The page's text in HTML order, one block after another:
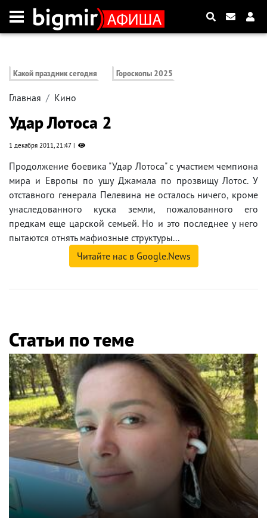
Какой праздник сегодня Гороскопы 2025
Главная Кино
Удар Лотоса 2
1 декабря 2011, 21:47
Продолжение боевика "Удар Лотоса" с участием чемпиона
мира и Европы по ушу Джамала по прозвищу Лотос. У
отставного генерала Пелевина не осталось ничего, кроме
унаследованного куска земли, пожалованного его
предкам еще царской семьей. Но и это последнее у него
пытаются отнять мафиозные структуры...
Читайте нас в Google.News
Статьи по теме